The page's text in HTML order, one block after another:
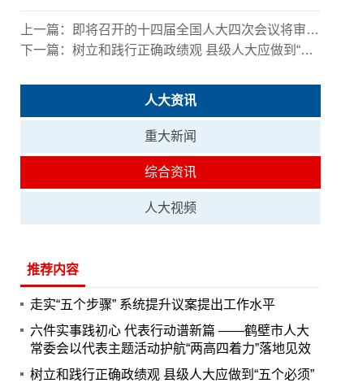
上一篇：
即将召开的十四届全国人大四次会议将审议这些内容
下一篇： 树立和践行正确政绩观 县级人大应做到“五个必须”
人大资讯
重大新闻
综合资讯
人大视频
推荐内容
走实“五个步骤” 系统提升议案提出工作水平
六件实事践初心 代表行动谱新篇 ——鹤壁市人大
常委会以代表主题活动护航“两高四着力”落地见效
树立和践行正确政绩观 县级人大应做到“五个必须”